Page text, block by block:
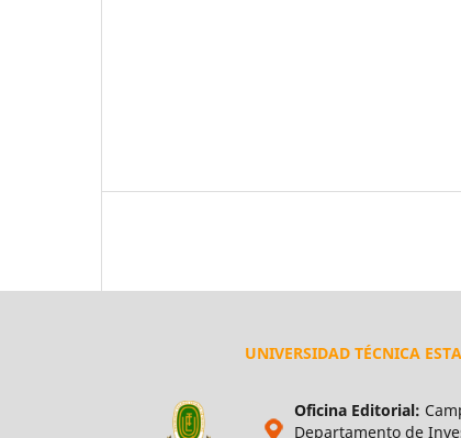
UNIVERSIDAD TÉCNICA
Oficina Editorial:
Departamento de